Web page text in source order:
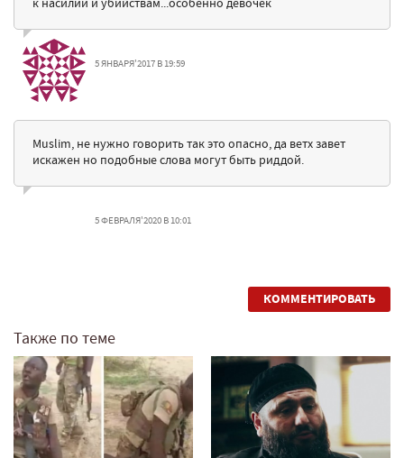
5 ЯНВАРЯ'2017 В 19:59
Muslim, не нужно говорить так это опасно, да ветх завет
искажен но подобные слова могут быть риддой.
5 ФЕВРАЛЯ'2020 В 10:01
КОММЕНТИРОВАТЬ
Также по теме